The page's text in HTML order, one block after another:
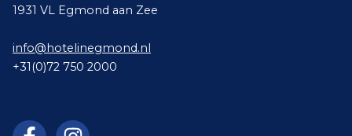
1931 VL Egmond aan Zee
info@hotelinegmond.nl
+31(0)72 750 2000